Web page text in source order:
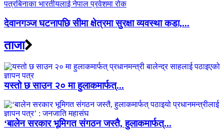
देवानगञ्ज घटनापछि सीमा क्षेत्रमा सुरक्षा व्यवस्था कडा,...
ताजा
यस्तो छ साउन २० मा हुलाकमार्फत्...
‘बालेन सरकार भूमिगत संगठन जस्तै, हुलाकमार्फत्...